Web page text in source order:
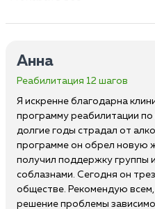
Анна
Реабилитация 12 шагов
Я искренне благодарна
программу реабилитации
долгие годы страдал от
программе он обрел новую
получил поддержку группы
соблазнами. Сегодня он
обществе. Рекомендую
решение проблемы